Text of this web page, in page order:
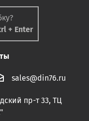
+ Enter
sales@din76.ru
пр-т 33, ТЦ